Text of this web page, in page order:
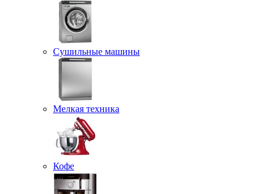
Сушильные машины
Мелкая техника
Кофе